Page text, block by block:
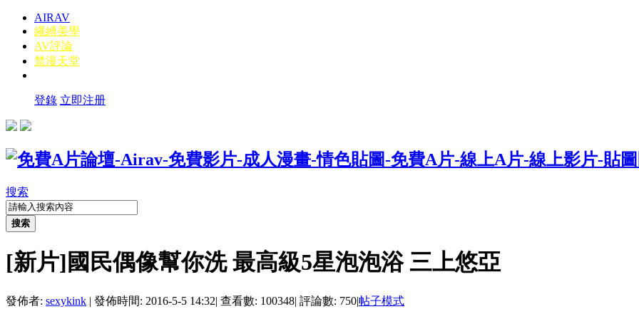
AIRAV
繩縛美學
AV評論
禁漫天堂
登錄 立即注册
搜索
搜索
[新片]國民偶像幫你洗 最高級5星泡泡浴 三上悠亞
發佈者: sexykink | 發佈時間: 2016-5-5 14:32| 查看數: 100348| 評論數: 750|帖子模式